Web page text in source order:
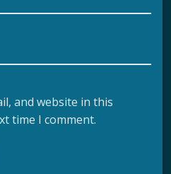
and website in this
time I comment.